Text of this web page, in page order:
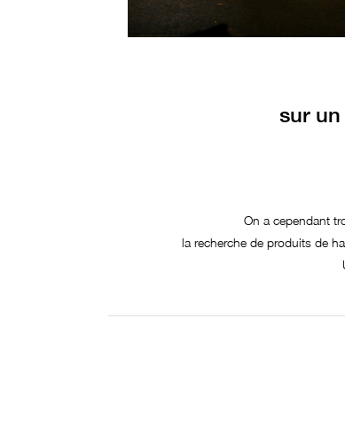
sur
On a cependant
la recherche de produits de